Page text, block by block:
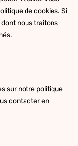
de cookies. Si
nous traitons
sur notre politique
contacter en